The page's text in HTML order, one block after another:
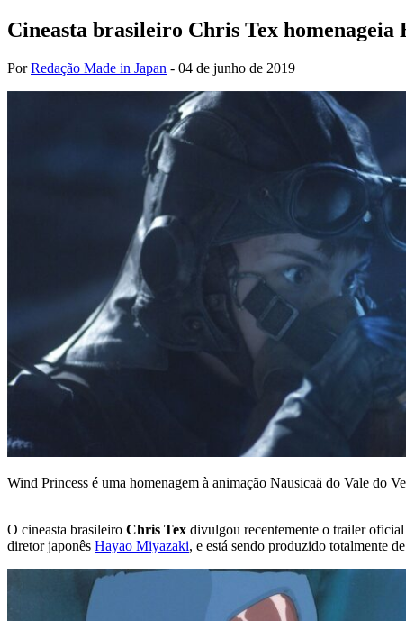
Cineasta brasileiro Chris Tex
PorRedação Made in Japan - 04 de junho de 2019
Wind Princess é uma homenagem à animação Nausicaä do Vale do
O cineasta brasileiro Chris Tex divulgou recentemente o trailer
diretor japonês Hayao Miyazaki, e está sendo produzido totalmente